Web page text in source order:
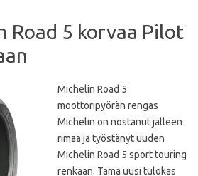
Road 5 korvaa Pilot
Michelin Road 5
moottoripyörän rengas
Michelin on nostanut jälleen
rimaa ja työstänyt uuden
Michelin Road 5 sport touring
renkaan. Tämä uusi tulokas